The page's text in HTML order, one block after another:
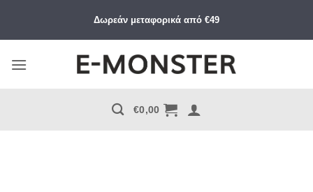
περιεχόμενο
Δωρεάν μεταφορικά από €49
€0,00